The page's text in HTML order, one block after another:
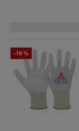
-19 %